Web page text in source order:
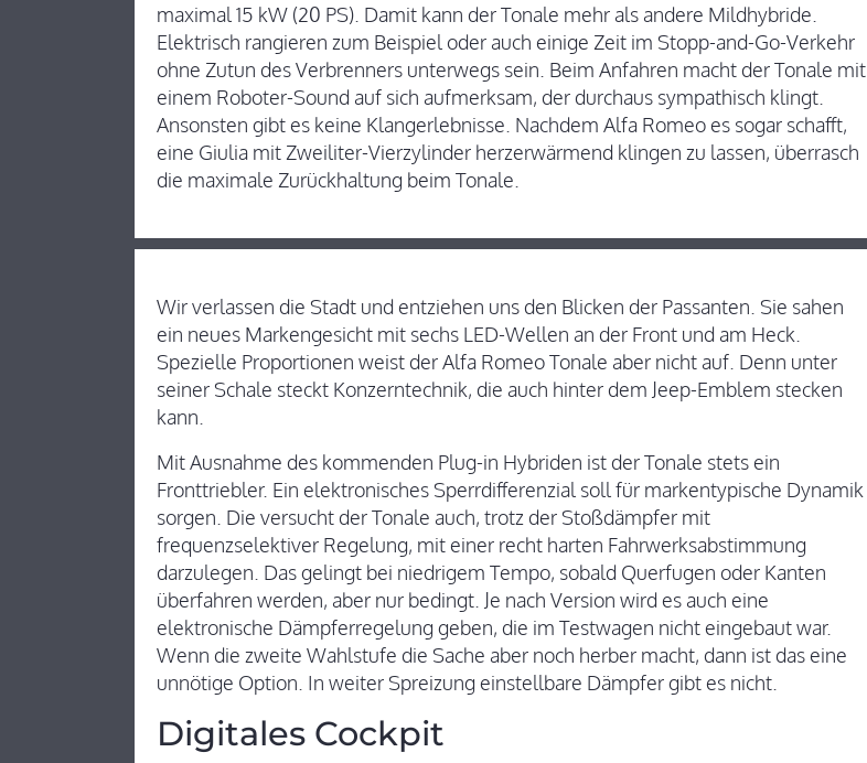
maximal 15 kW (20 PS). Damit kann der Tonale mehr als andere Mildhybride.
Elektrisch rangieren zum Beispiel oder auch einige Zeit im Stopp-and-Go-Verkehr
ohne Zutun des Verbrenners unterwegs sein. Beim Anfahren macht der Tonale mit
einem Roboter-Sound auf sich aufmerksam, der durchaus sympathisch klingt.
Ansonsten gibt es keine Klangerlebnisse. Nachdem Alfa Romeo es sogar schafft,
eine Giulia mit Zweiliter-Vierzylinder herzerwärmend klingen zu lassen, überrasch
die maximale Zurückhaltung beim Tonale.
Wir verlassen die Stadt und entziehen uns den Blicken der Passanten. Sie sahen
ein neues Markengesicht mit sechs LED-Wellen an der Front und am Heck.
Spezielle Proportionen weist der Alfa Romeo Tonale aber nicht auf. Denn unter
seiner Schale steckt Konzerntechnik, die auch hinter dem Jeep-Emblem stecken
kann.
Mit Ausnahme des kommenden Plug-in Hybriden ist der Tonale stets ein
Fronttriebler. Ein elektronisches Sperrdifferenzial soll für markentypische Dynamik
sorgen. Die versucht der Tonale auch, trotz der Stoßdämpfer mit
frequenzselektiver Regelung, mit einer recht harten Fahrwerksabstimmung
darzulegen. Das gelingt bei niedrigem Tempo, sobald Querfugen oder Kanten
überfahren werden, aber nur bedingt. Je nach Version wird es auch eine
elektronische Dämpferregelung geben, die im Testwagen nicht eingebaut war.
Wenn die zweite Wahlstufe die Sache aber noch herber macht, dann ist das eine
unnötige Option. In weiter Spreizung einstellbare Dämpfer gibt es nicht.
Digitales Cockpit